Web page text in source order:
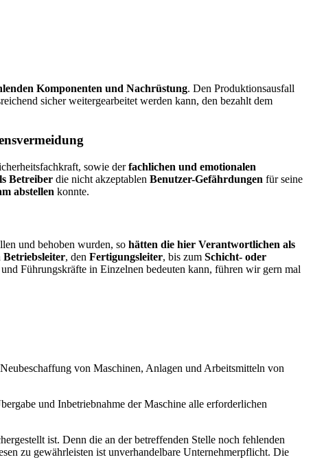
Komponenten und Nachrüstung. Den Produktionsausfall
sicher weitergearbeitet werden kann, den bezahlt dem
sowie derfachlichen und emotionalen
Betreiber die nicht akzeptablenBenutzer-Gefährdungen für seine
abstellen konnte.
und behoben wurden, sohätten die hier Verantwortlichen als
Betriebsleiter, denFertigungsleiter, bis zumSchicht- oder
Führungskräfte in Einzelnen bedeuten kann, führen wir gern mal
von Maschinen, Anlagen und Arbeitsmitteln von
und Inbetriebnahme der Maschine alle erforderlichen
ist. Denn die an der betreffenden Stelle noch fehlenden
zu gewährleisten ist unverhandelbare Unternehmerpflicht. Die